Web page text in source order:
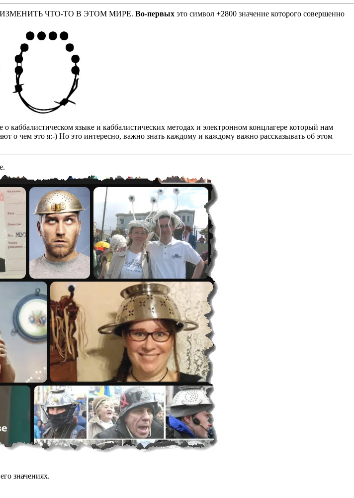
ИЗМЕНИТЬ ЧТО-ТО В ЭТОМ МИРЕ. Во-первых это символ +2800 значение которого совершенно
каббалистическом языке и каббалистических методах и электронном концлагере который нам
о чем это я:-) Но это интересно, важно знать каждому и каждому важно рассказывать об этом
значениях.